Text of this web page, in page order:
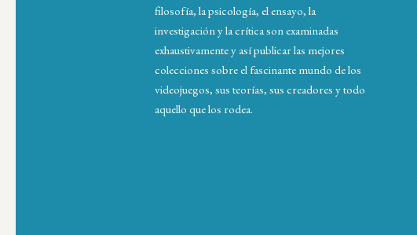
filosofía, la psicología, el ensayo, la
investigación y la crítica son examinadas
exhaustivamente y así publicar las mejores
colecciones sobre el fascinante mundo de los
videojuegos, sus teorías, sus creadores y todo
aquello que los rodea.